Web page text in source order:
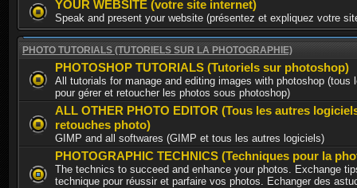
YOUR WEBSITE (votre site internet)
Speak and present your website (présentez et expliquez votre
PHOTO TUTORIALS (TUTORIELS SUR LA PHOTOGRAPHIE)
PHOTOSHOP TUTORIALS (Tutoriels sur photoshop)
All tutorials for manage and editing images with photoshop (tous
pour gérer et retoucher les photos sous photoshop)
ALL OTHER PHOTO EDITOR (Tous les autres
retouches photo)
GIMP and all softwares (GIMP et tous les autres logiciels)
PHOTOGRAPHIC TECHNICS (Techniques pour la
The technics to succeed and enhance your photos. Exchange
technique pour réussir et parfaire vos photos. Echanger des